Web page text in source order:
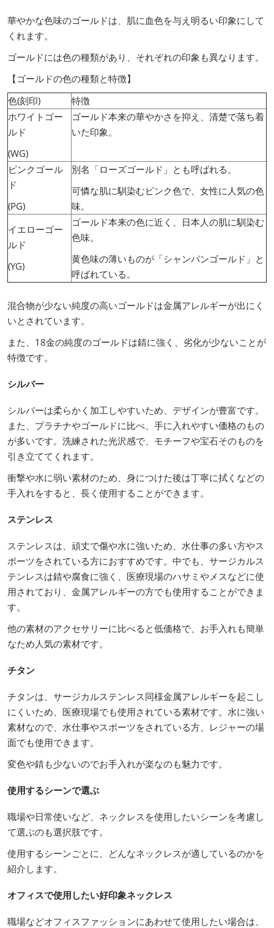
華やかな色味のゴールドは、肌に血色を与え明るい印象にして
くれます。
ゴールドには色の種類があり、それぞれの印象も異なります。
【ゴールドの色の種類と特徴】
色(刻印)
特徴
ホワイトゴー
ルド
(WG)
ゴールド本来の華やかさを抑え、清楚で落ち着
いた印象。
ピンクゴール
ド
(PG)
別名「ローズゴールド」とも呼ばれる。
可憐な肌に馴染むピンク色で、女性に人気の色
味。
イエローゴー
ルド
(YG)
ゴールド本来の色に近く、日本人の肌に馴染む
色味。
黄色味の薄いものが「シャンパンゴールド」と
呼ばれている。
混合物が少ない純度の高いゴールドは金属アレルギーが出にく
いとされています。
また、18金の純度のゴールドは錆に強く、劣化が少ないことが
特徴です。
シルバー
シルバーは柔らかく加工しやすいため、デザインが豊富です。
また、プラチナやゴールドに比べ、手に入れやすい価格のもの
が多いです。洗練された光沢感で、モチーフや宝石そのものを
引き立ててくれます。
衝撃や水に弱い素材のため、身につけた後は丁寧に拭くなどの
手入れをすると、長く使用することができます。
ステンレス
ステンレスは、頑丈で傷や水に強いため、水仕事の多い方やス
ポーツをされている方におすすめです。中でも、サージカルス
テンレスは錆や腐食に強く、医療現場のハサミやメスなどに使
用されており、金属アレルギーの方でも使用することができま
す。
他の素材のアクセサリーに比べると低価格で、お手入れも簡単
なため人気の素材です。
チタン
チタンは、サージカルステンレス同様金属アレルギーを起こし
にくいため、医療現場でも使用されている素材です。水に強い
素材なので、水仕事やスポーツをされている方、レジャーの場
面でも使用できます。
変色や錆も少ないのでお手入れが楽なのも魅力です。
使用するシーンで選ぶ
職場や日常使いなど、ネックレスを使用したいシーンを考慮し
て選ぶのも選択肢です。
使用するシーンごとに、どんなネックレスが適しているのかを
紹介します。
オフィスで使用したい好印象ネックレス
職場などオフィスファッションにあわせて使用したい場合は、